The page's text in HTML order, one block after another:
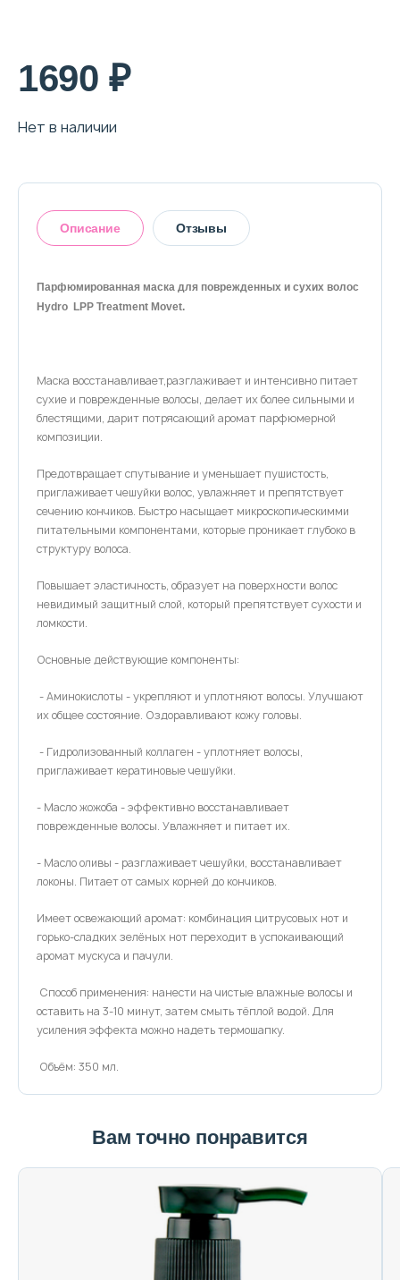
Политика конфиденциальности
Контактная информация
+7 (996) 962 69 66
Телефон Whats’APP Telegram
1690 ₽
Нет в наличии
Описание Отзывы
Парфюмированная маска для поврежденных и сухих волос
Hydro LPP Treatment Movet.
Маска восстанавливает,разглаживает и интенсивно питает
сухие и поврежденные волосы, делает их более сильными и
блестящими, дарит потрясающий аромат парфюмерной
композиции.
Предотвращает спутывание и уменьшает пушистость,
приглаживает чешуйки волос, увлажняет и препятствует
сечению кончиков. Быстро насыщает микроскопическимми
питательными компонентами, которые проникает глубоко в
структуру волоса.
Повышает эластичность, образует на поверхности волос
невидимый защитный слой, который препятствует сухости и
ломкости.
Основные действующие компоненты:
- Аминокислоты - укрепляют и уплотняют волосы. Улучшают
их общее состояние. Оздоравливают кожу головы.
- Гидролизованный коллаген - уплотняет волосы,
приглаживает кератиновые чешуйки.
- Масло жожоба - эффективно восстанавливает
поврежденные волосы. Увлажняет и питает их.
- Масло оливы - разглаживает чешуйки, восстанавливает
локоны. Питает от самых корней до кончиков.
Имеет освежающий аромат: комбинация цитрусовых нот и
горько-сладких зелёных нот переходит в успокаивающий
аромат мускуса и пачули.
Способ применения: нанести на чистые влажные волосы и
оставить на 3-10 минут, затем смыть тёплой водой. Для
усиления эффекта можно надеть термошапку.
Объём: 350 мл.
Вам точно понравится